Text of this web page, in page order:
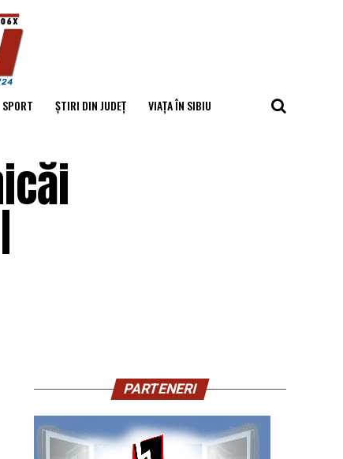
SPORT ȘTIRI DIN JUDEȚ VIAȚA ÎN SIBIU
PARTENERI